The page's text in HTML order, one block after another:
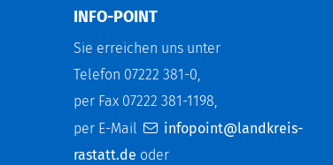
INFO-POINT
Sie erreichen uns unter
Telefon 07222 381-0,
per Fax 07222 381-1198,
per E-Mail
infopoint@landkreis-
rastatt.de oder